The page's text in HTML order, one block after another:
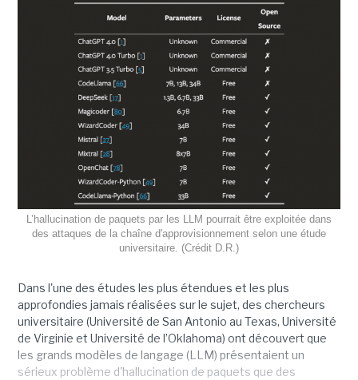
L’hallucination de paquets par les LLM pourrait être exploitée dans
des attaques de la chaîne d'approvisionnement selon une étude
universitaire. (Crédit D.R.)
Dans l'une des études les plus étendues et les plus
approfondies jamais réalisées sur le sujet, des chercheurs
universitaire (Université de San Antonio au Texas, Université
de Virginie et Université de l’Oklahoma) ont découvert que
les grands modèles de langage (LLM) présentaient un
sérieux problème d'hallucination de paquets que des